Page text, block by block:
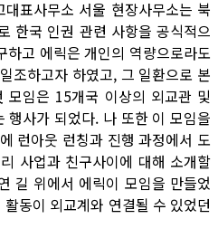
표사무소 서울 현장사무소는 북
한국 인권 관련 사항을 공식적으
고 에릭은 개인의 역량으로라도
조하고자 하였고, 그 일환으로 본
모임은 15개국 이상의 외교관 및
행사가 되었다. 나 또한 이 모임을
런아웃 런칭과 진행 과정에서 도
사업과 친구사이에 대해 소개할
길 위에서 에릭이 모임을 만들었
동이 외교계와 연결될 수 있었던